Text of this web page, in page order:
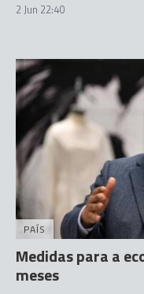
2 Jun 22:40
PAÍS
Medidas para a
meses